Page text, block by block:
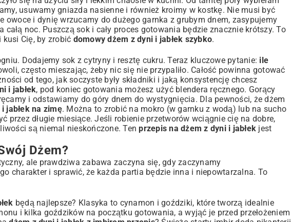
usuwamy gniazda nasienne i również kroimy w kostkę. Nie musi być
i dynię wrzucamy do dużego garnka z grubym dnem, zasypujemy
noc. Puszczą sok i cały proces gotowania będzie znacznie krótszy. To
kusi Cię, by zrobić domowy dżem z dyni i jabłek szybko.
Dodajemy sok z cytryny i resztę cukru. Teraz kluczowe pytanie: ile
często mieszając, żeby nic się nie przypaliło. Całość powinna gotować
od tego, jak soczyste były składniki i jaką konsystencję chcesz
i jabłek, pod koniec gotowania możesz użyć blendera ręcznego. Gorący
i odstawiamy do góry dnem do wystygnięcia. Dla pewności, że dżem
jabłek na zimę. Można to zrobić na mokro (w garnku z wodą) lub na sucho
przez długie miesiące. Jeśli robienie przetworów wciągnie cię na dobre,
są niemal nieskończone. Tenprzepis na dżem z dyni i jabłek jest
Dżem?
ale prawdziwa zabawa zaczyna się, gdy zaczynamy
charakter i sprawić, że każda partia będzie inna i niepowtarzalna. To
będą najlepsze? Klasyka to cynamon i goździki, które tworzą idealnie
i kilka goździków na początku gotowania, a wyjąć je przed przełożeniem